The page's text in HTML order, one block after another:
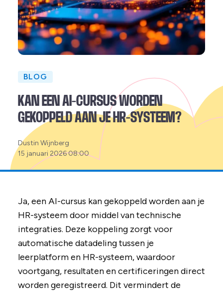
BLOG
KAN EEN AI-CURSUS WORDEN
GEKOPPELD AAN JE HR-SYSTEEM?
Posted
by:
Dustin Wijnberg
15 januari 2026 08:00
Ja, een AI-cursus kan gekoppeld worden aan je
HR-systeem door middel van technische
integraties. Deze koppeling zorgt voor
automatische datadeling tussen je
leerplatform en HR-systeem, waardoor
voortgang, resultaten en certificeringen direct
worden geregistreerd. Dit vermindert de